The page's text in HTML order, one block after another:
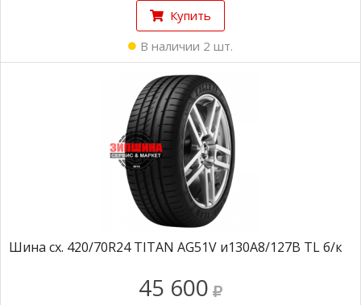
Купить
В наличии 2 шт.
Шина сх. 420/70R24 TITAN AG51V и130A8/127B TL б/к
45 600